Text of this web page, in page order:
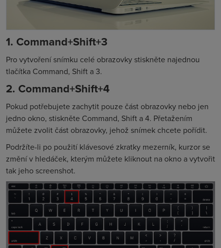
1. Command+Shift+3
Pro vytvoření snímku celé obrazovky stiskněte najednou
tlačítka Command, Shift a 3.
2. Command+Shift+4
Pokud potřebujete zachytit pouze část obrazovky nebo jen
jedno okno, stiskněte Command, Shift a 4. Přetažením
můžete zvolit část obrazovky, jehož snímek chcete pořídit.
Podržíte-li po použití klávesové zkratky mezerník, kurzor se
změní v hledáček, kterým můžete kliknout na okno a vytvořit
tak jeho screenshot.